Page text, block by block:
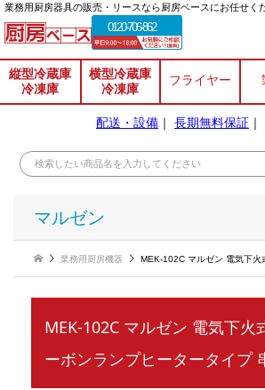
業務⽤厨房器具の販売・リースなら厨房ベースにお任せく
0120-706-862
縦型冷蔵庫
冷凍庫
横型冷蔵庫
冷凍庫
フライヤー
配送・設備 ｜ 長期無料保証 ｜
マルゼン
業務用厨房機器 MEK-102C マルゼン 電気下火式焼物器 カー
MEK-102C マルゼン 電気下火
ーボンランプヒータータイプ